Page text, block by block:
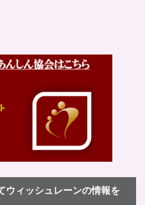
ウィッシュレーンの情報を